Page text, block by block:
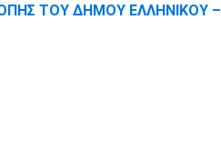
ΤΟΥ ΔΗΜΟΥ ΕΛΛΗΝΙΚΟΥ –